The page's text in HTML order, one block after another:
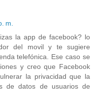
m.
la app de facebook? lo
del movil y te sugiere
telefónica. Ese caso se
y creo que Facebook
la privacidad que la
de datos de usuarios de